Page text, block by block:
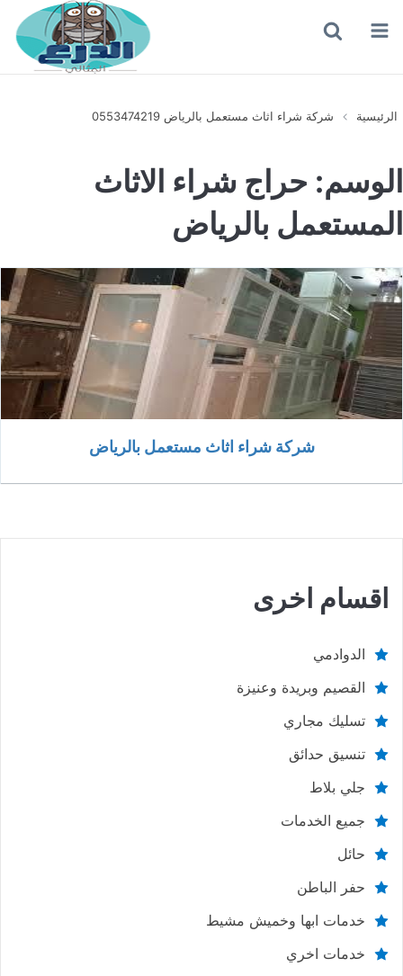
القائمة
الرئيسية شركة شراء اثاث مستعمل بالرياض 0553474219
الوسم: حراج شراء الاثاث
المستعمل بالرياض
شركة شراء اثاث مستعمل بالرياض
اقسام اخرى
الدوادمي
القصيم وبريدة وعنيزة
تسليك مجاري
تنسيق حدائق
جلي بلاط
جميع الخدمات
حائل
حفر الباطن
خدمات ابها وخميش مشيط
خدمات اخري